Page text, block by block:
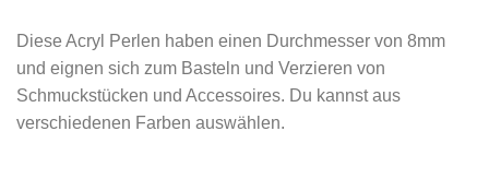
Diese Acryl Perlen haben einen Durchmesser von 8mm
und eignen sich zum Basteln und Verzieren von
Schmuckstücken und Accessoires. Du kannst aus
verschiedenen Farben auswählen.